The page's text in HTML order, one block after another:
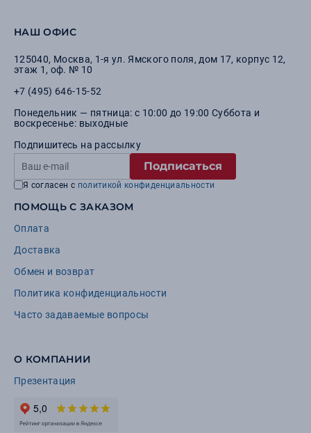
НАШ ОФИС
125040, Москва, 1-я ул. Ямского поля, дом 17, корпус 12,
этаж 1, оф. № 10
+7 (495) 646-15-52
Понедельник — пятница: с 10:00 до 19:00 Суббота и
воскресенье: выходные
Подпишитесь на рассылку
Подписаться
Я согласен с политикой конфиденциальности
ПОМОЩЬ С ЗАКАЗОМ
Оплата
Доставка
Обмен и возврат
Политика конфиденциальности
Часто задаваемые вопросы
О КОМПАНИИ
Презентация